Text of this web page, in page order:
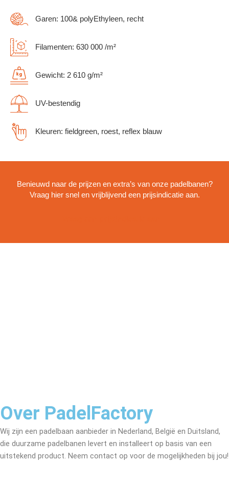
Garen: 100& polyEthyleen, recht
Filamenten: 630 000 /m²
Gewicht: 2 610 g/m²
UV-bestendig
Kleuren: fieldgreen, roest, reflex blauw
Benieuwd naar de prijzen en extra’s van onze padelbanen?
Vraag hier snel en vrijblijvend een prijsindicatie aan.
Over PadelFactory
Wij zijn een padelbaan aanbieder in Nederland, België en Duitsland,
die duurzame padelbanen levert en installeert op basis van een
uitstekend product. Neem contact op voor de mogelijkheden bij jou!